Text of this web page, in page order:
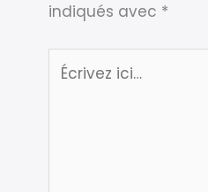
indiqués avec *
Écrivez